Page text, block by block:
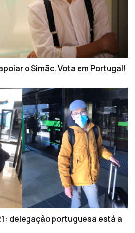
o Simão. Vota em Portugal!
delegação portuguesa está a